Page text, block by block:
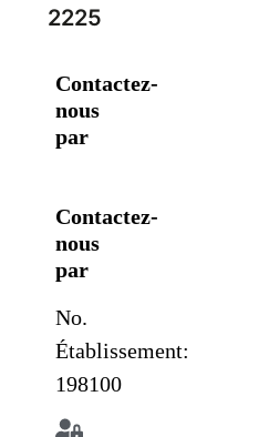
2225
Contactez-
nous
par
Contactez-
nous
par
No.
Établissement:
198100